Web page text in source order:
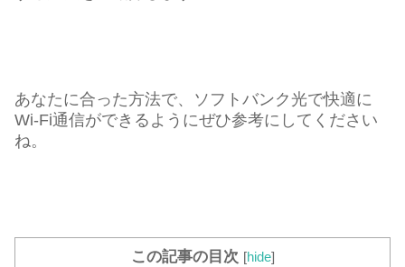
あなたに合った方法で、ソフトバンク光で快適に
Wi-Fi通信ができるようにぜひ参考にしてください
ね。
この記事の目次 [hide]